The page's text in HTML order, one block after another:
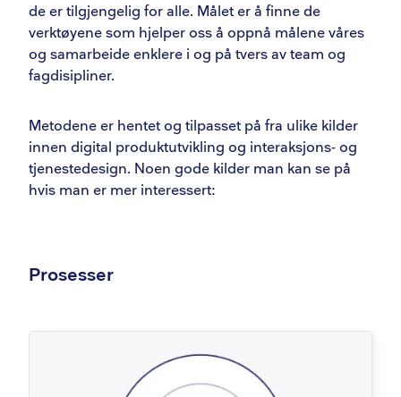
de er tilgjengelig for alle. Målet er å finne de
verktøyene som hjelper oss å oppnå målene våres
og samarbeide enklere i og på tvers av team og
fagdisipliner.
Metodene er hentet og tilpasset på fra ulike kilder
innen digital produktutvikling og interaksjons- og
tjenestedesign. Noen gode kilder man kan se på
hvis man er mer interessert:
Prosesser